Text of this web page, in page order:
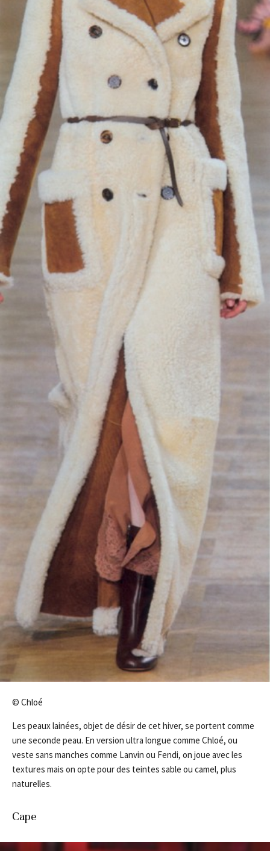
© Chloé
Les peaux lainées, objet de désir de cet hiver, se portent comme
une seconde peau. En version ultra longue comme Chloé, ou
veste sans manches comme Lanvin ou Fendi, on joue avec les
textures mais on opte pour des teintes sable ou camel, plus
naturelles.
Cape